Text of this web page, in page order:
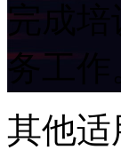
完成培
务工作
其他适